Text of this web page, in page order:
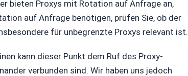
bieten Proxys mit Rotation auf Anfrage an,
auf Anfrage benötigen, prüfen Sie, ob der
für unbegrenzte Proxys relevant ist.
kann dieser Punkt dem Ruf des Proxy-
verbunden sind. Wir haben uns jedoch